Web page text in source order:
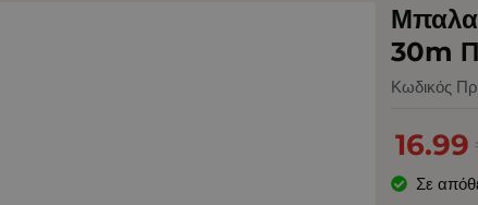
30m
Κωδικός
16.99
Σε